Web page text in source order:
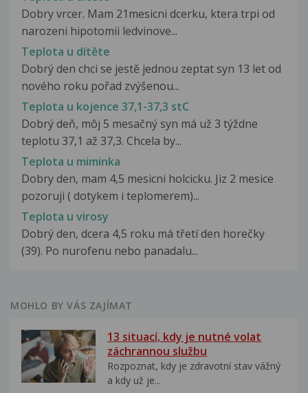
Dobry vrcer. Mam 21mesicni dcerku, ktera trpi od
narozeni hipotomii ledvinove...
Teplota u dítěte
Dobrý den chci se jestě jednou zeptat syn 13 let od
nového roku pořad zvýšenou...
Teplota u kojence 37,1-37,3 stC
Dobrý deň, môj 5 mesačný syn má už 3 týždne
teplotu 37,1 až 37,3. Chcela by...
Teplota u miminka
Dobry den, mam 4,5 mesicni holcicku. Jiz 2 mesice
pozoruji ( dotykem i teplomerem)...
Teplota u virosy
Dobrý den, dcera 4,5 roku má třetí den horečky
(39). Po nurofenu nebo panadalu...
MOHLO BY VÁS ZAJÍMAT
13 situací, kdy je nutné volat
záchrannou službu
Rozpoznat, kdy je zdravotní stav vážný
a kdy už je...